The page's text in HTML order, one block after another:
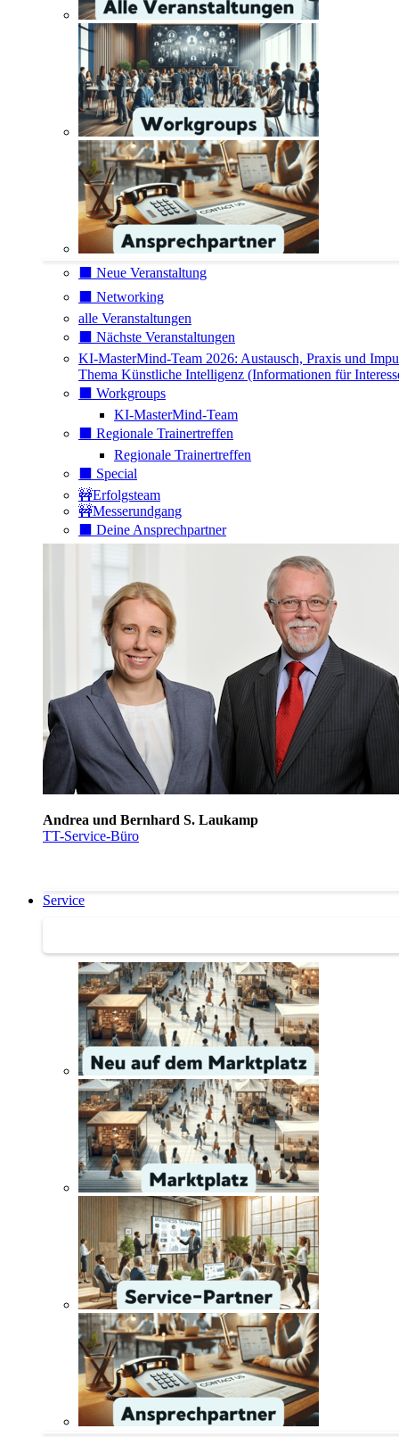
⬛️ Neue Veranstaltung
⬛️ Networking
alle Veranstaltungen
⬛️ Nächste Veranstaltungen
KI-MasterMind-Team 2026: Austausch, Praxis und
Thema Künstliche Intelligenz (Informationen für
⬛️ Workgroups
KI-MasterMind-Team
⬛️ Regionale Trainertreffen
Regionale Trainertreffen
⬛️ Special
🚧Erfolgsteam
🚧Messerundgang
⬛️ Deine Ansprechpartner
Andrea und Bernhard S. Laukamp
TT-Service-Büro
Service